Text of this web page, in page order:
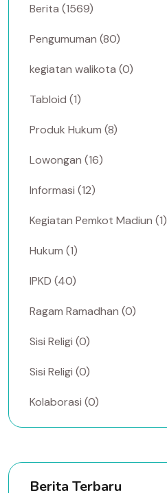
Berita (1569)
Pengumuman (80)
kegiatan walikota (0)
Tabloid (1)
Produk Hukum (8)
Lowongan (16)
Informasi (12)
Kegiatan Pemkot Madiun (1)
Hukum (1)
IPKD (40)
Ragam Ramadhan (0)
Sisi Religi (0)
Sisi Religi (0)
Kolaborasi (0)
Berita Terbaru